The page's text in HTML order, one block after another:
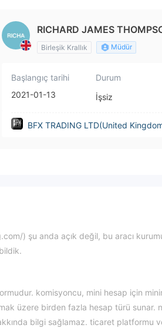
RICHARD JAMES
Birleşik Krallık Müdür
Başlangıç tarihi
2021-01-13
Durum
İşsiz
BFX TRADING LTD(United
) şu anda açık değil, bu aracı
komisyoncu, mini hesap için
üzere birden fazla hesap türü sunar.
bilgi sağlamaz. ticaret platformu